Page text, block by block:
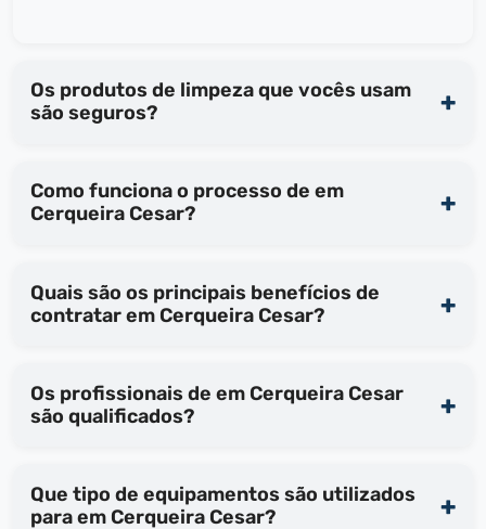
Os produtos de limpeza que vocês usam
são seguros?
Como funciona o processo de em
Cerqueira Cesar?
Quais são os principais benefícios de
contratar em Cerqueira Cesar?
Os profissionais de em Cerqueira Cesar
são qualificados?
Que tipo de equipamentos são utilizados
para em Cerqueira Cesar?